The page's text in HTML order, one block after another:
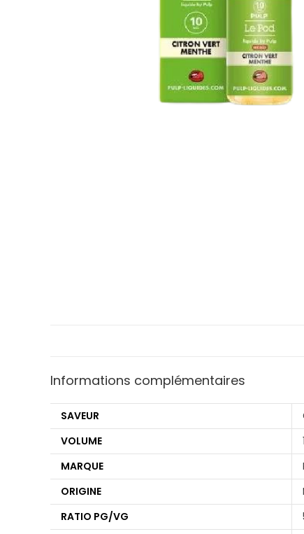
Informations complémentaires
SAVEUR
VOLUME
MARQUE
ORIGINE
RATIO PG/VG